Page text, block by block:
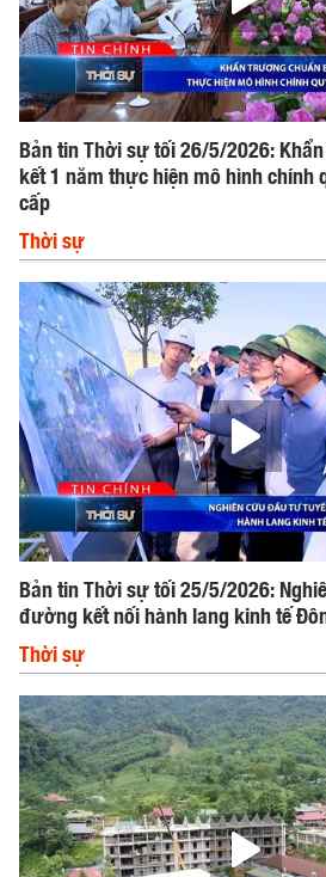
Bản tin Thời sự tối 26/5/2026:
kết 1 năm thực hiện mô hình chính
cấp
Thời sự
Bản tin Thời sự tối 25/5/2026:
đường kết nối hành lang kinh tế
Thời sự